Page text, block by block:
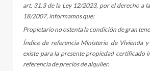
art. 31.3 de la Ley 12/2023, por el derecho a
18/2007, informamos que:
Propietario no ostenta la condición de gran
Índice de referencia Ministerio de Vivienda
existe para la presente propiedad certificado
referencia de precios de alquiler.